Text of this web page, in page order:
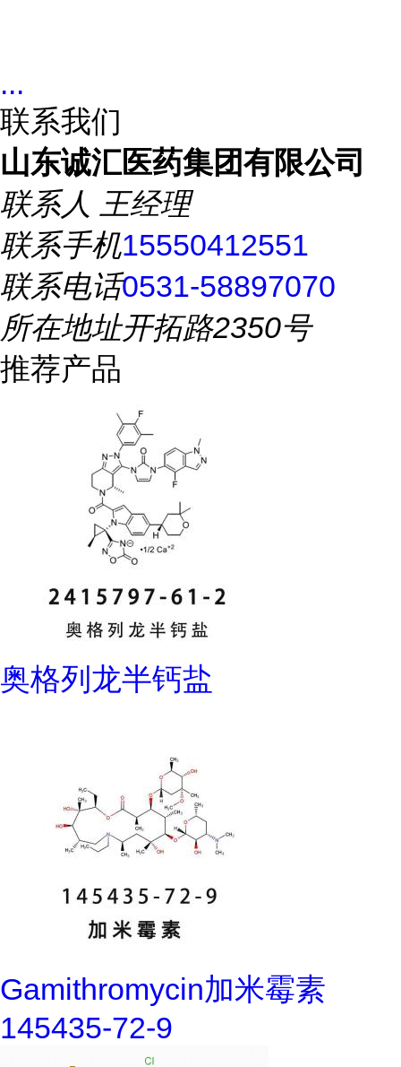
...
联系我们
山东诚汇医药集团有限公司
联系人 王经理
联系手机15550412551
联系电话0531-58897070
所在地址开拓路2350号
推荐产品
奥格列龙半钙盐
Gamithromycin加米霉素
145435-72-9